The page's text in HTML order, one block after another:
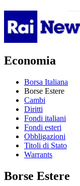
Economia
Borsa Italiana
Borse Estere
Cambi
Diritti
Fondi italiani
Fondi esteri
Obbligazioni
Titoli di Stato
Warrants
Borse Estere